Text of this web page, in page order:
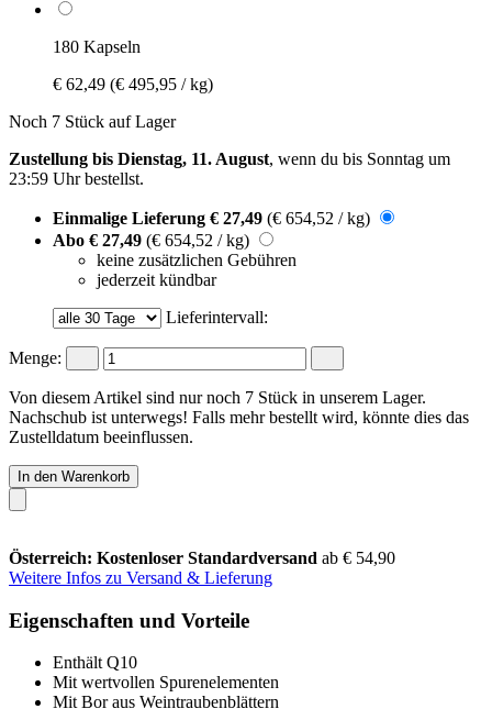
180 Kapseln
€ 62,49 (€ 495,95 / kg)
Noch 7 Stück auf Lager
Zustellung bis Dienstag, 11. August, wenn du bis Sonntag um
23:59 Uhrbestellst.
Einmalige Lieferung € 27,49 (€ 654,52 / kg)
Abo € 27,49 (€ 654,52 / kg)
keine zusätzlichen Gebühren
jederzeit kündbar
Lieferintervall:
Menge:
Von diesem Artikel sind nur noch 7 Stück in unserem Lager.
Nachschub ist unterwegs! Falls mehr bestellt wird, könnte dies das
Zustelldatum beeinflussen.
In den Warenkorb
Österreich: Kostenloser Standardversand ab € 54,90
Weitere Infos zu Versand & Lieferung
Eigenschaften und Vorteile
Enthält Q10
Mit wertvollen Spurenelementen
Mit Bor aus Weintraubenblättern